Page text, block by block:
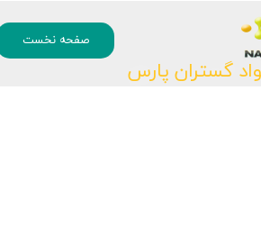
صفحه نخست
گستران پارس